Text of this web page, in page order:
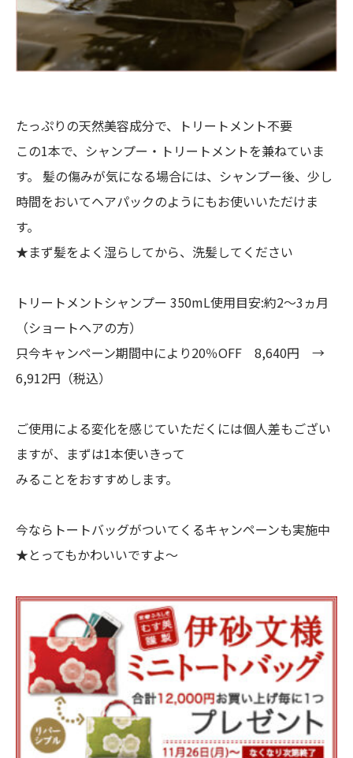
たっぷりの天然美容成分で、トリートメント不要
この1本で、シャンプー・トリートメントを兼ねていま
す。 髪の傷みが気になる場合には、シャンプー後、少し
時間をおいてヘアパックのようにもお使いいただけま
す。
★まず髪をよく湿らしてから、洗髪してください
トリートメントシャンプー 350mL使用目安:約2～3ヵ月
（ショートヘアの方）
只今キャンペーン期間中により20％OFF 8,640円 →
6,912円（税込）
ご使用による変化を感じていただくには個人差もござい
ますが、まずは1本使いきって
みることをおすすめします。
今ならトートバッグがついてくるキャンペーンも実施中
★とってもかわいいですよ～